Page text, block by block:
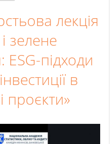
лекція
зелене
ESG-підходи
в
проєкти»